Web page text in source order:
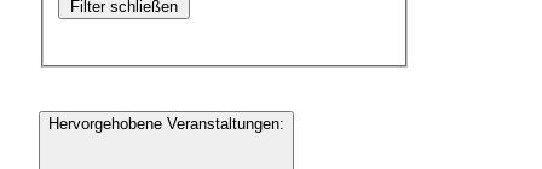
Filter schließen
Hervorgehobene Veranstaltungen: